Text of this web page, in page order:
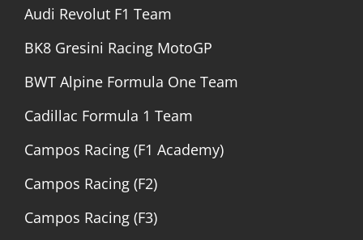
Audi Revolut F1 Team
BK8 Gresini Racing MotoGP
BWT Alpine Formula One Team
Cadillac Formula 1 Team
Campos Racing (F1 Academy)
Campos Racing (F2)
Campos Racing (F3)